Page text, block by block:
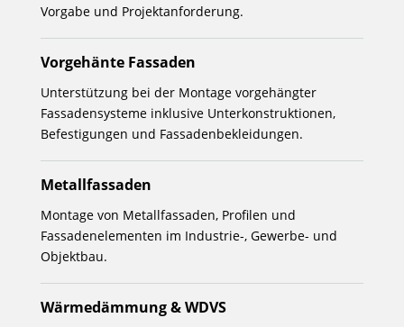
Vorgabe und Projektanforderung.
Vorgehänte Fassaden
Unterstützung bei der Montage vorgehängter
Fassadensysteme inklusive Unterkonstruktionen,
Befestigungen und Fassadenbekleidungen.
Metallfassaden
Montage von Metallfassaden, Profilen und
Fassadenelementen im Industrie-, Gewerbe- und
Objektbau.
Wärmedämmung & WDVS